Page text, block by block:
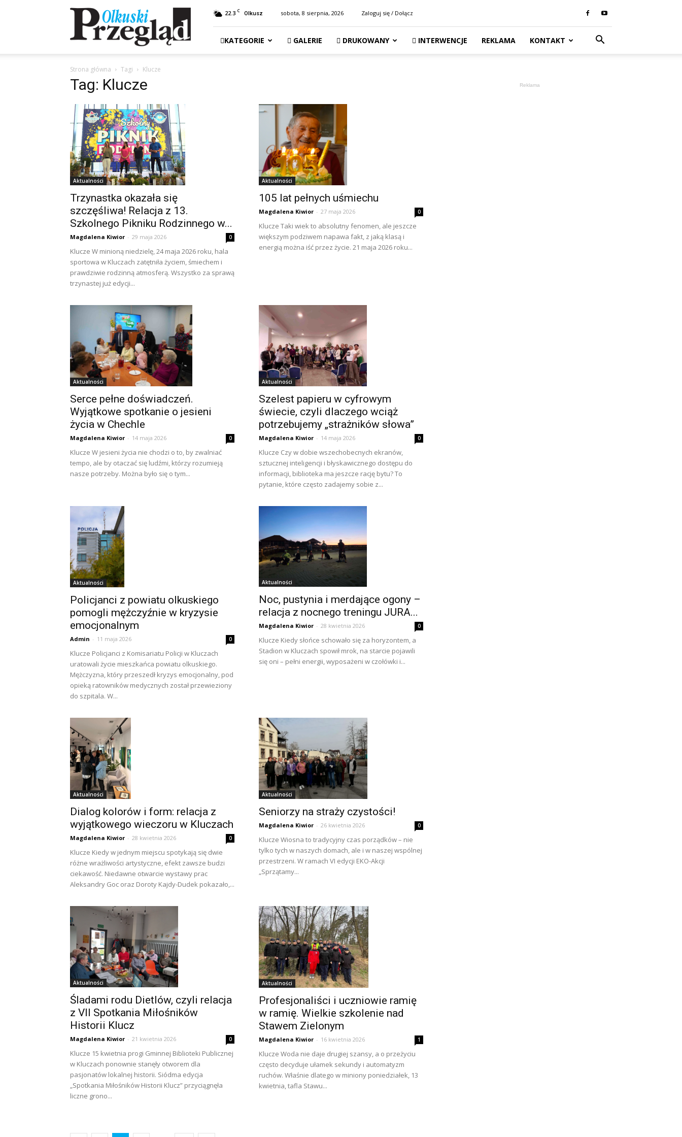
Przegląd
Olkuski
22.3 C Olkusz sobota, 8 sierpnia, 2026 Zaloguj się / Dołącz
KATEGORIE GALERIE DRUKOWANY INTERWENCJE REKLAMA KONTAKT
Strona główna Tagi Klucze
Tag: Klucze
Aktualności
Trzynastka okazała się
szczęśliwa! Relacja z 13.
Szkolnego Pikniku Rodzinnego w...
Magdalena Kiwior - 29 maja 2026 0
Klucze W minioną niedzielę, 24 maja 2026 roku, hala
sportowa w Kluczach zatętniła życiem, śmiechem i
prawdziwie rodzinną atmosferą. Wszystko za sprawą
trzynastej już edycji...
Aktualności
105 lat pełnych uśmiechu
Magdalena Kiwior - 27 maja 2026 0
Klucze Taki wiek to absolutny fenomen, ale jeszcze
większym podziwem napawa fakt, z jaką klasą i
energią można iść przez życie. 21 maja 2026 roku...
Aktualności
Serce pełne doświadczeń.
Wyjątkowe spotkanie o jesieni
życia w Chechle
Magdalena Kiwior - 14 maja 2026 0
Klucze W jesieni życia nie chodzi o to, by zwalniać
tempo, ale by otaczać się ludźmi, którzy rozumieją
nasze potrzeby. Można było się o tym...
Aktualności
Szelest papieru w cyfrowym
świecie, czyli dlaczego wciąż
potrzebujemy „strażników słowa”
Magdalena Kiwior - 14 maja 2026 0
Klucze Czy w dobie wszechobecnych ekranów,
sztucznej inteligencji i błyskawicznego dostępu do
informacji, biblioteka ma jeszcze rację bytu? To
pytanie, które często zadajemy sobie z...
Aktualności
Policjanci z powiatu olkuskiego
pomogli mężczyźnie w kryzysie
emocjonalnym
Admin - 11 maja 2026 0
Klucze Policjanci z Komisariatu Policji w Kluczach
uratowali życie mieszkańca powiatu olkuskiego.
Mężczyzna, który przeszedł kryzys emocjonalny, pod
opieką ratowników medycznych został przewieziony
do szpitala. W...
Aktualności
Noc, pustynia i merdające ogony –
relacja z nocnego treningu JURA...
Magdalena Kiwior - 28 kwietnia 2026 0
Klucze Kiedy słońce schowało się za horyzontem, a
Stadion w Kluczach spowił mrok, na starcie pojawili
się oni – pełni energii, wyposażeni w czołówki i...
Aktualności
Dialog kolorów i form: relacja z
wyjątkowego wieczoru w Kluczach
Magdalena Kiwior - 28 kwietnia 2026 0
Klucze Kiedy w jednym miejscu spotykają się dwie
różne wrażliwości artystyczne, efekt zawsze budzi
ciekawość. Niedawne otwarcie wystawy prac
Aleksandry Goc oraz Doroty Kajdy-Dudek pokazało,...
Aktualności
Seniorzy na straży czystości!
Magdalena Kiwior - 26 kwietnia 2026 0
Klucze Wiosna to tradycyjny czas porządków – nie
tylko tych w naszych domach, ale i w naszej wspólnej
przestrzeni. W ramach VI edycji EKO-Akcji
„Sprzątamy...
Aktualności
Śladami rodu Dietlów, czyli relacja
z VII Spotkania Miłośników
Historii Klucz
Magdalena Kiwior - 21 kwietnia 2026 0
Klucze 15 kwietnia progi Gminnej Biblioteki Publicznej
w Kluczach ponownie stanęły otworem dla
pasjonatów lokalnej historii. Siódma edycja
„Spotkania Miłośników Historii Klucz” przyciągnęła
liczne grono...
Aktualności
Profesjonaliści i uczniowie ramię
w ramię. Wielkie szkolenie nad
Stawem Zielonym
Magdalena Kiwior - 16 kwietnia 2026 1
Klucze Woda nie daje drugiej szansy, a o przeżyciu
często decyduje ułamek sekundy i automatyzm
ruchów. Właśnie dlatego w miniony poniedziałek, 13
kwietnia, tafla Stawu...
Reklama